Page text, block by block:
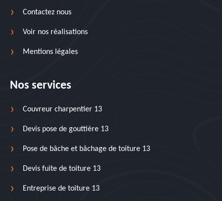
Contactez nous
Voir nos réalisations
Mentions légales
Nos services
Couvreur charpentier 13
Devis pose de gouttière 13
Pose de bâche et bâchage de toiture 13
Devis fuite de toiture 13
Entreprise de toiture 13